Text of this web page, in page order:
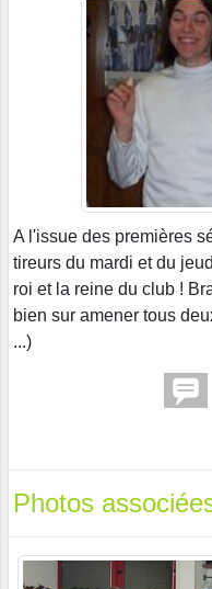
A l'issue des premières
tireurs du mardi et du
roi et la reine du club !
bien sur amener tous
...)
Photos